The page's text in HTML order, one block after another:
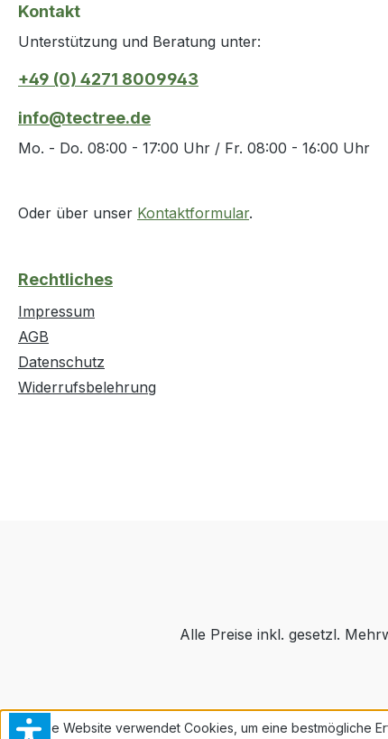
Kontakt
Unterstützung und Beratung unter:
+49 (0) 4271 8009943
info@tectree.de
Mo. - Do. 08:00 - 17:00 Uhr / Fr. 08:00 - 16:00 Uhr
Oder über unser Kontaktformular.
Rechtliches
Impressum
AGB
Datenschutz
Widerrufsbelehrung
Alle Preise inkl. gesetzl.
Diese Website verwendet Cookies, um eine bestmögliche